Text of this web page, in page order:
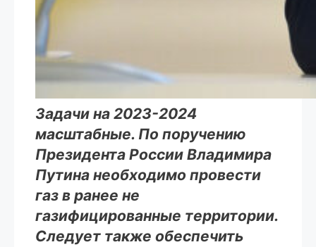
Задачи на 2023-2024
масштабные. По поручению
Президента России Владимира
Путина необходимо провести
газ в ранее не
газифицированные территории.
Следует также обеспечить